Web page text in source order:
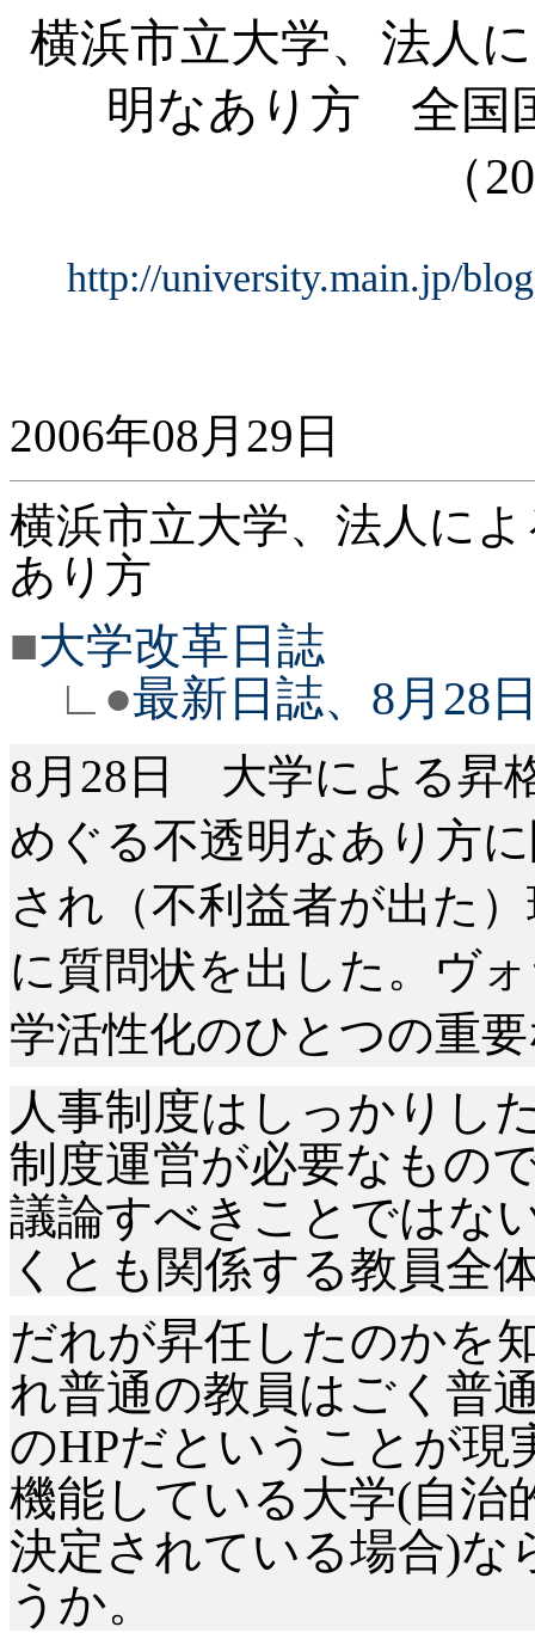
横浜市立大学、法人
明なあり方 全国
（
http://university.main.jp/
2006年08月29日
横浜市立大学、法人に
あり方
■大学改革日誌
∟●最新日誌、8月28
8月28日 大学による昇
めぐる不透明なあり方
され（不利益者が出た
に質問状を出した。ヴ
学活性化のひとつの重
人事制度はしっかりし
制度運営が必要なもの
議論すべきことではな
くとも関係する教員全
だれが昇任したのかを
れ普通の教員はごく普
のHPだということが現
機能している大学(自治
決定されている場合)
うか。